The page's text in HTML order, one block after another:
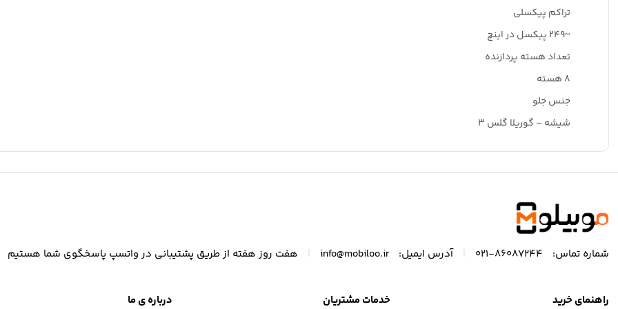
تراکم پیکسلی
~249 پیکسل در اینچ
تعداد هسته پردازنده
8 هسته
جنس جلو
شیشه – گوریلا گلس 3
شماره تماس: 86087244-021 آدرس ایمیل: info@mobiloo.ir هفت روز هفته از طریق پشتیبانی در واتسپ پاسخگوی شما هستیم
راهنمای خرید خدمات مشتریان درباره ی ما